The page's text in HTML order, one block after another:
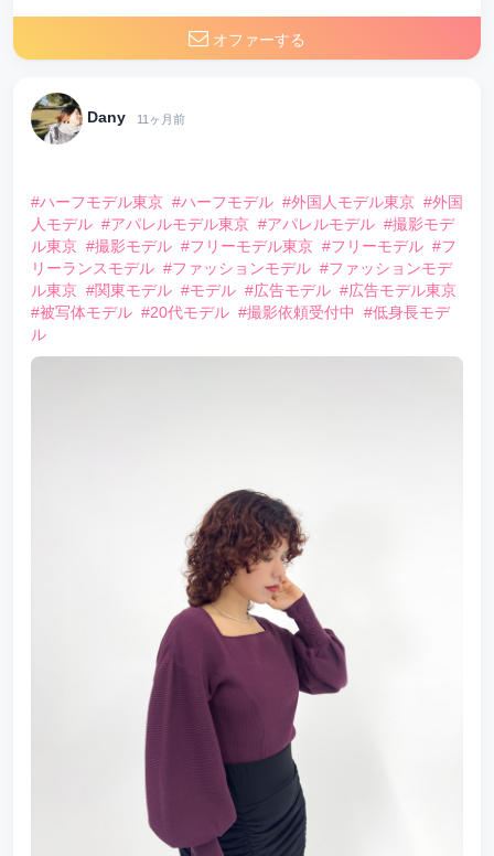
オファーする
Dany 11ヶ月前
#ハーフモデル東京 #ハーフモデル #外国人モデル東京 #外国
人モデル #アパレルモデル東京 #アパレルモデル #撮影モデ
ル東京 #撮影モデル #フリーモデル東京 #フリーモデル #フ
リーランスモデル #ファッションモデル #ファッションモデ
ル東京 #関東モデル #モデル #広告モデル #広告モデル東京
#被写体モデル #20代モデル #撮影依頼受付中
#低身長モデ
ル